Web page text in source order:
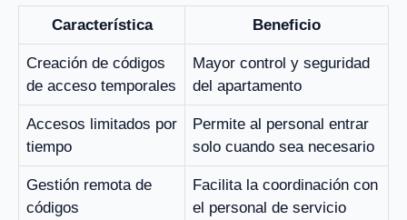
Característica Beneficio
Creación de códigos
de acceso temporales
Mayor control y seguridad
del apartamento
Accesos limitados por
tiempo
Permite al personal entrar
solo cuando sea necesario
Gestión remota de
códigos
Facilita la coordinación con
el personal de servicio